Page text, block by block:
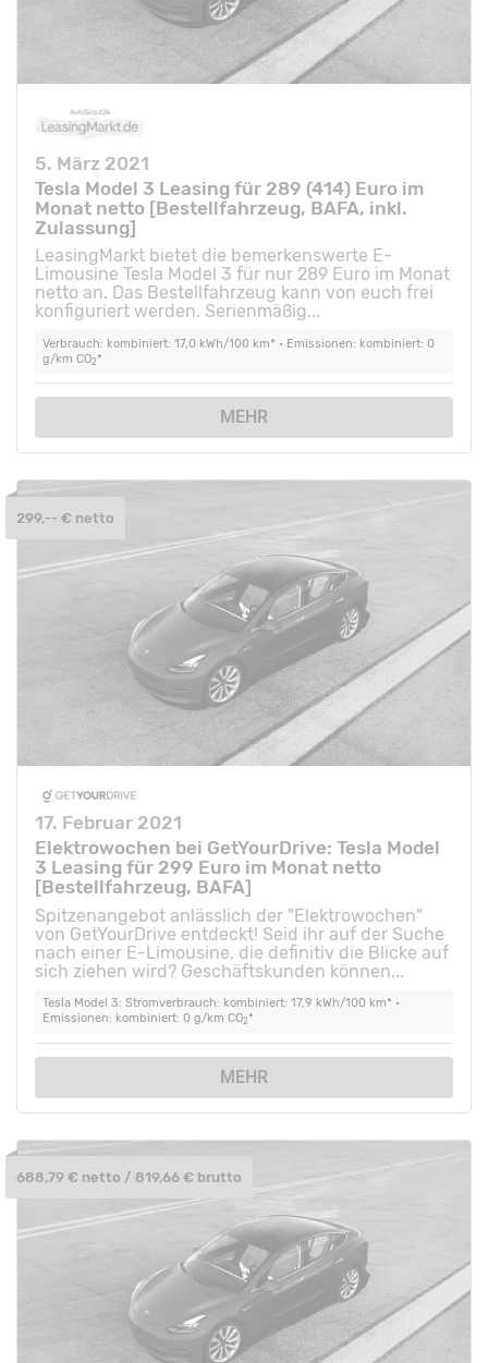
5. März 2021
Tesla Model 3 Leasing für 289 (414) Euro im
Monat netto [Bestellfahrzeug, BAFA, inkl.
Zulassung]
LeasingMarkt bietet die bemerkenswerte E-
Limousine Tesla Model 3 für nur 289 Euro im Monat
netto an. Das Bestellfahrzeug kann von euch frei
konfiguriert werden. Serienmäßig...
Verbrauch: kombiniert: 17,0 kWh/100 km* • Emissionen: kombiniert: 0
g/km CO2*
MEHR
17. Februar 2021
Elektrowochen bei GetYourDrive: Tesla Model
3 Leasing für 299 Euro im Monat netto
[Bestellfahrzeug, BAFA]
Spitzenangebot anlässlich der "Elektrowochen"
von GetYourDrive entdeckt! Seid ihr auf der Suche
nach einer E-Limousine, die definitiv die Blicke auf
sich ziehen wird? Geschäftskunden können...
Tesla Model 3: Stromverbrauch: kombiniert: 17,9 kWh/100 km* •
Emissionen: kombiniert: 0 g/km CO2*
MEHR
299,-- € netto
688,79 € netto / 819,66 € brutto